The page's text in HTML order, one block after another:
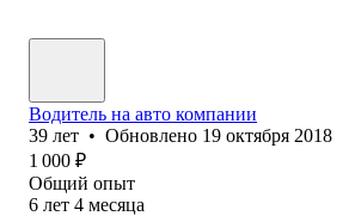
Водитель на авто компании
39 лет • Обновлено 19 октября 2018
1 000 ₽
Общий опыт
6 лет 4 месяца